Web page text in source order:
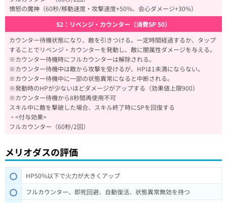
憤怒の魔神（60秒/移動速度・攻撃速度+50%、会心ダメージ+30%）
S2：リベンジ・カウンター（消費SP 50）
カウンター待機状態になり、敵を引きつける。一定時間経過するか、タップ
することでリベンジ・カウンターを発動し、敵に闇属性ダメージを与える。
※カウンター待機時にフルカウンターは解除される。
※カウンター待機中は敵から攻撃を受けるが、HPは1未満にならない。
※カウンター待機中に一部の状態異常になると中断される。
※発動時のHPが少ないほどダメージがアップする（効果値上限900）
※カウンター待機から8秒間再使用不可
スキル中に敵を撃破した場合、スキル終了時にSPを回復する
・<付与効果>
フルカウンター（60秒/2回）
メリオダスの評価
HP50%以下で火力が大きくアップ
フルカウンター、即死回避、自動復活、状態異常無効を持つ